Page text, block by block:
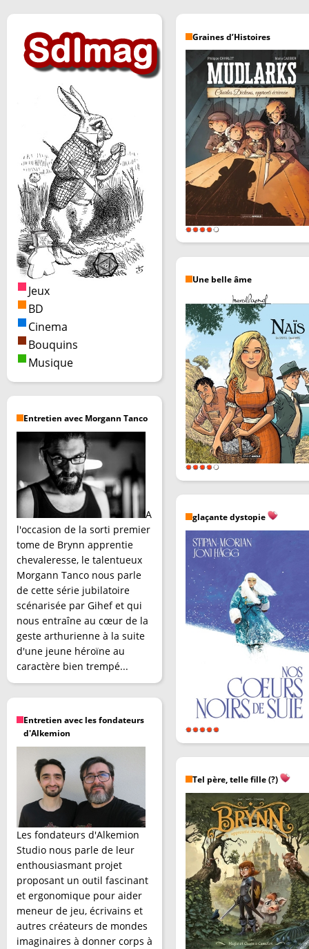
Jeux
BD
Cinema
Bouquins
Musique
Entretien avec Morgann Tanco
A
l'occasion de la sorti premier
tome de Brynn apprentie
chevaleresse, le talentueux
Morgann Tanco nous parle
de cette série jubilatoire
scénarisée par Gihef et qui
nous entraîne au cœur de la
geste arthurienne à la suite
d'une jeune héroïne au
caractère bien trempé...
Entretien avec les fondateurs
d'Alkemion
Les fondateurs d'Alkemion
Studio nous parle de leur
enthousiasmant projet
proposant un outil fascinant
et ergonomique pour aider
meneur de jeu, écrivains et
autres créateurs de mondes
imaginaires à donner corps à
Graines d’Histoires
Une belle âme
glaçante dystopie
Tel père, telle fille (?)